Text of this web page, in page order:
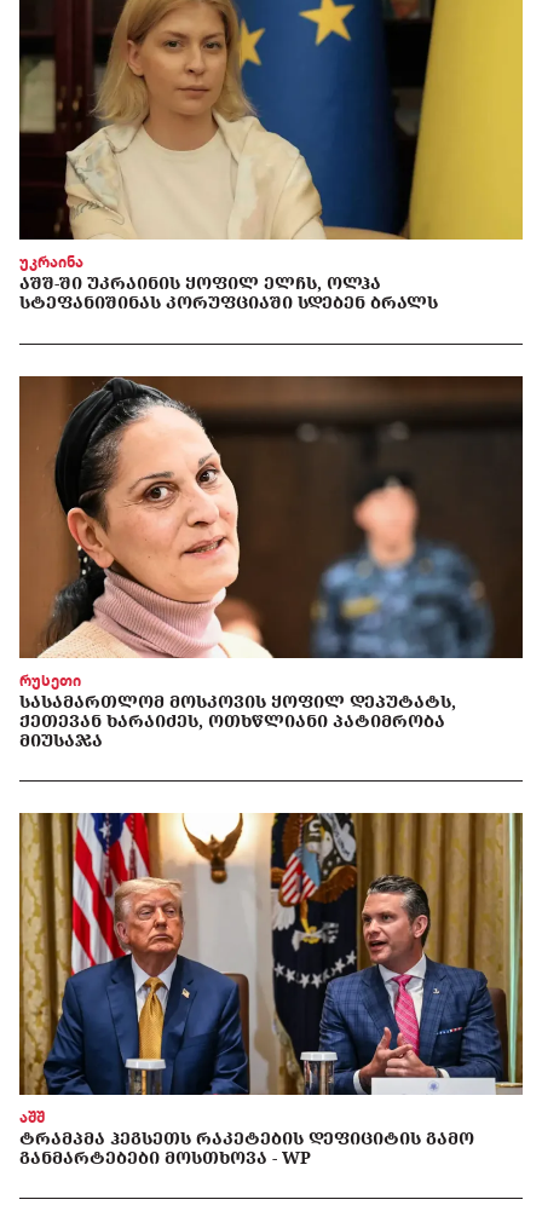
უკრაინა
ᲐᲨᲨ-ᲨᲘ ᲣᲙᲠᲐᲘᲜᲘᲡ ᲧᲝᲤᲘᲚ ᲔᲚᲩᲡ, ᲝᲚᲰᲐ
ᲡᲢᲔᲤᲐᲜᲘᲨᲘᲜᲐᲡ ᲙᲝᲠᲣᲤᲪᲘᲐᲨᲘ ᲡᲓᲔᲑᲔᲜ ᲑᲠᲐᲚᲡ
რუსეთი
ᲡᲐᲡᲐᲛᲐᲠᲗᲚᲝᲛ ᲛᲝᲡᲙᲝᲕᲘᲡ ᲧᲝᲤᲘᲚ ᲓᲔᲞᲣᲢᲐᲢᲡ,
ᲥᲔᲗᲔᲕᲐᲜ ᲮᲐᲠᲐᲘᲫᲔᲡ, ᲝᲗᲮᲬᲚᲘᲐᲜᲘ ᲞᲐᲢᲘᲛᲠᲝᲑᲐ
ᲛᲘᲣᲡᲐᲯᲐ
აშშ
ᲢᲠᲐᲛᲞᲛᲐ ᲰᲔᲒᲡᲔᲗᲡ ᲠᲐᲙᲔᲢᲔᲑᲘᲡ ᲓᲔᲤᲘᲪᲘᲢᲘᲡ ᲒᲐᲛᲝ
ᲒᲐᲜᲛᲐᲠᲢᲔᲑᲔᲑᲘ ᲛᲝᲡᲗᲮᲝᲕᲐ - WP